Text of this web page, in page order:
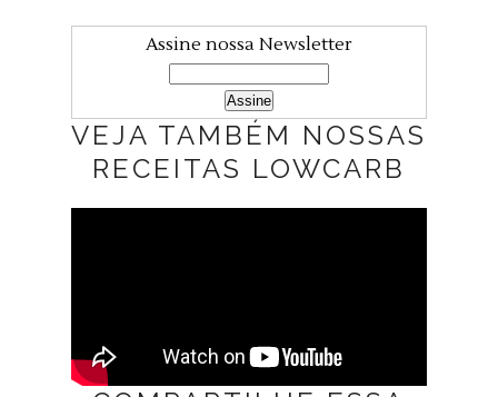
Assine nossa Newsletter
VEJA TAMBÉM NOSSAS
RECEITAS LOWCARB